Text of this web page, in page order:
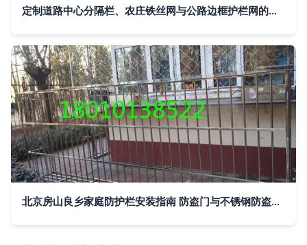
定制道路中心分隔栏、农庄铁丝网与公路边框护栏网的选择与应用
北京房山良乡家庭防护栏安装指南 防盗门与不锈钢防盗窗的选择与施工